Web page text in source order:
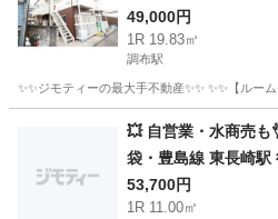
査が難航しているお
49,000円
1R 19.83㎡
調布駅
✨✨ジモティーの最大手不動産✨✨ ✨✨【ル
調布駅 アパート
💥 自営業・水商売も👌
袋・豊島線 東長崎駅
6-9 地図を見る❗️
53,700円
1R 11.00㎡